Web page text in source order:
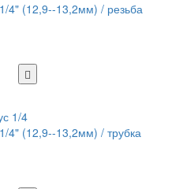
4" (12,9--13,2мм) / резьба
4" (12,9--13,2мм) / трубка